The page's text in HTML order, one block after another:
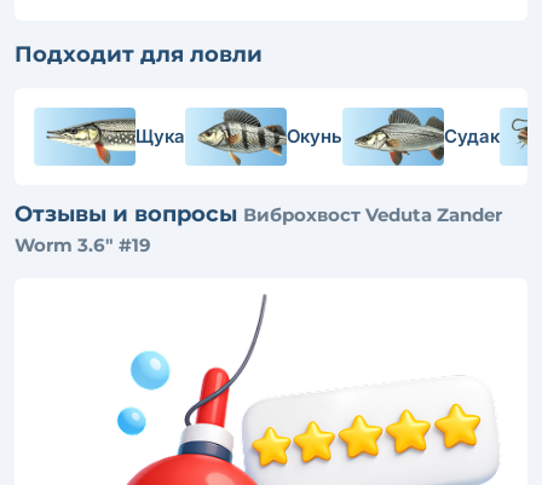
Подходит для ловли
Щука Окунь Судак
Отзывы и вопросы Виброхвост Veduta Zander
Worm 3.6" #19